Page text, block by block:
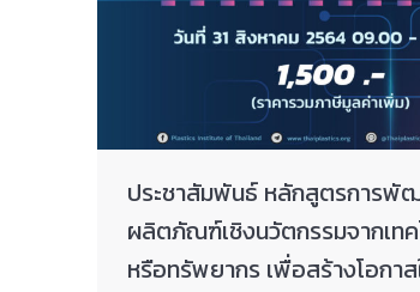
ประชาสัมพันธ์ หลักสูตรการพั
ผลิตภัณฑ์เชิงนวัตกรรมจากเท
หรือทรัพยากร เพื่อสร้างโอกาส